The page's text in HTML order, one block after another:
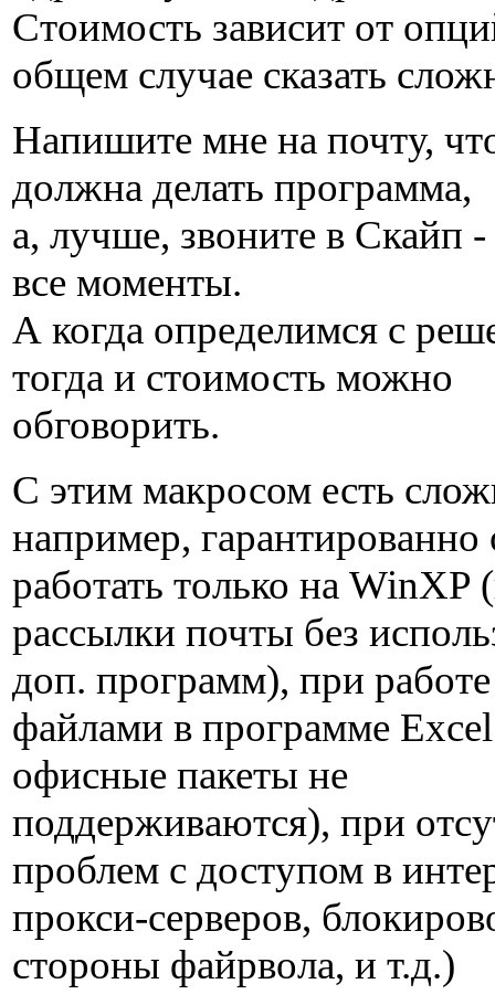
Стоимость зависит от
общем случае сказать
Напишите мне на почту,
должна делать программа,
а, лучше, звоните в Скайп
все моменты.
А когда определимся с
тогда и стоимость можно
обговорить.
С этим макросом есть
например, гарантированно
работать только на WinXP
рассылки почты без
доп. программ), при
файлами в программе
офисные пакеты не
поддерживаются), при
проблем с доступом в
прокси-серверов,
стороны файрвола, и т.д.)